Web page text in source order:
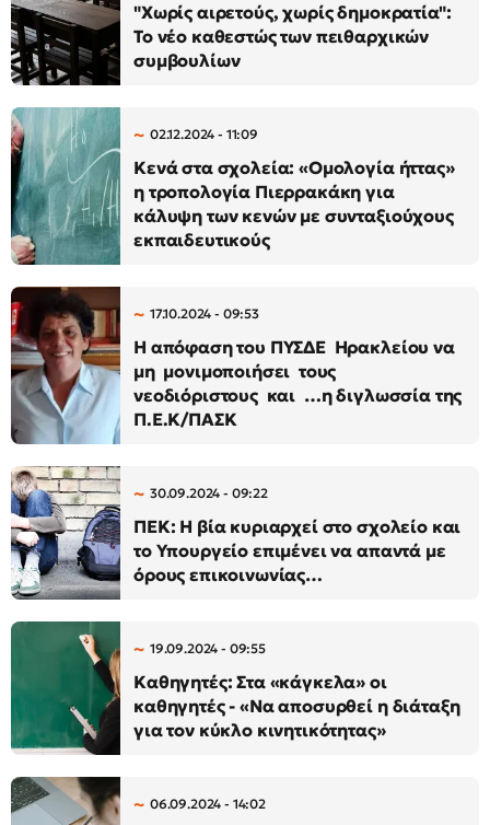
"Χωρίς αιρετούς, χωρίς δημοκρατία":
Το νέο καθεστώς των πειθαρχικών
συμβουλίων
02.12.2024 - 11:09
Κενά στα σχολεία: «Ομολογία ήττας»
η τροπολογία Πιερρακάκη για
κάλυψη των κενών με συνταξιούχους
εκπαιδευτικούς
17.10.2024 - 09:53
Η απόφαση του ΠΥΣΔΕ Ηρακλείου να
μη μονιμοποιήσει τους
νεοδιόριστους και …η διγλωσσία της
Π.Ε.Κ/ΠΑΣΚ
30.09.2024 - 09:22
ΠΕΚ: Η βία κυριαρχεί στο σχολείο και
το Υπουργείο επιμένει να απαντά με
όρους επικοινωνίας…
19.09.2024 - 09:55
Καθηγητές: Στα «κάγκελα» οι
καθηγητές - «Να αποσυρθεί η διάταξη
για τον κύκλο κινητικότητας»
06.09.2024 - 14:02